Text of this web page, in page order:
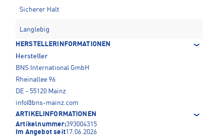
Sicherer Halt
Langlebig
HERSTELLERINFORMATIONEN
Hersteller
BNS International GmbH
Rheinallee 96
DE - 55120 Mainz
info@bns-mainz.com
ARTIKELINFORMATIONEN
Artikelnummer:393004315
Im Angebot seit17.06.2026